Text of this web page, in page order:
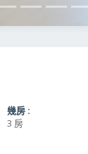
幾房 :
3 房